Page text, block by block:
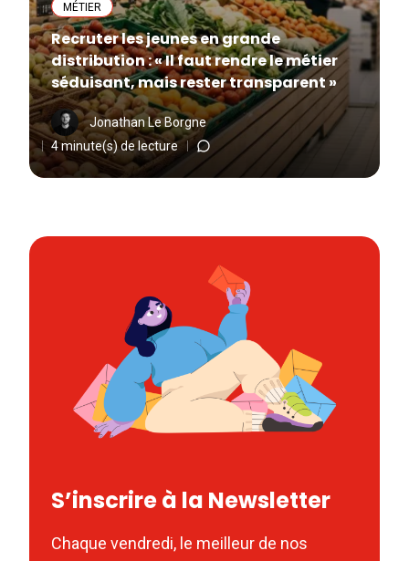
MÉTIER
Recruter les jeunes en grande
distribution : « Il faut rendre le métier
séduisant, mais rester transparent »
Jonathan Le Borgne
4 minute(s) de lecture
S’inscrire à la Newsletter
Chaque vendredi, le meilleur de nos